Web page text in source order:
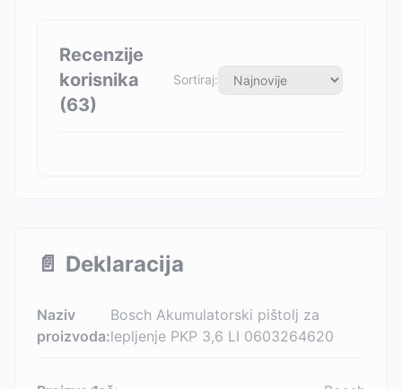
Recenzije
korisnika
(63)
Sortiraj:
📄 Deklaracija
Naziv
proizvoda:
Bosch Akumulatorski pištolj za
lepljenje PKP 3,6 LI 0603264620